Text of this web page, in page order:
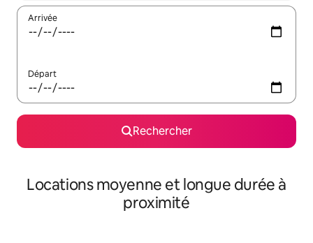
Arrivée
Départ
Rechercher
Locations moyenne et longue durée à
proximité